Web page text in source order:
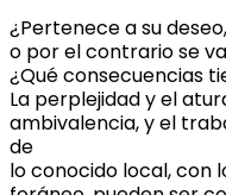
¿Pertenece a su
o por el contrario se
¿Qué consecuencias
La perplejidad y el
ambivalencia, y el
de
lo conocido local, con